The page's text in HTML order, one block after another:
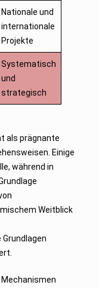
Nationale und
internationale
Projekte
Systematisch
und
strategisch
als prägnante
Einige
während in
Weitblick
Mechanismen